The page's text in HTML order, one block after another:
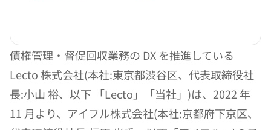
債権管理・督促回収業務の DX を推進している
Lecto 株式会社(本社:東京都渋谷区、代表取締役社
長:小山 裕、以下 「Lecto」「当社」)は、2022 年
11 月より、アイフル株式会社(本社:京都府下京区、